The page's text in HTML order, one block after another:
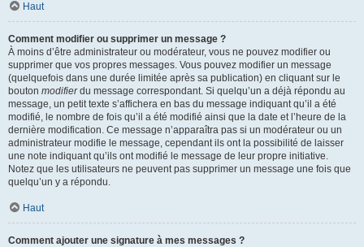
Haut
Comment modifier ou supprimer un message ?
À moins d’être administrateur ou modérateur, vous ne pouvez modifier ou
supprimer que vos propres messages. Vous pouvez modifier un message
(quelquefois dans une durée limitée après sa publication) en cliquant sur le
bouton modifierdu message correspondant. Si quelqu’un a déjà répondu au
message, un petit texte s’affichera en bas du message indiquant qu’il a été
modifié, le nombre de fois qu’il a été modifié ainsi que la date et l’heure de la
dernière modification. Ce message n’apparaîtra pas si un modérateur ou un
administrateur modifie le message, cependant ils ont la possibilité de laisser
une note indiquant qu’ils ont modifié le message de leur propre initiative.
Notez que les utilisateurs ne peuvent pas supprimer un message une fois que
quelqu’un y a répondu.
Haut
Comment ajouter une signature à mes messages ?